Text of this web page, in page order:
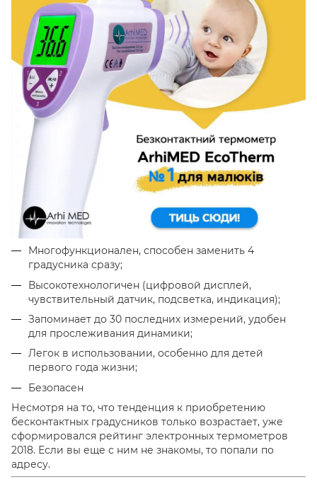
Многофункционален, способен заменить 4
градусника сразу;
Высокотехнологичен (цифровой дисплей,
чувствительный датчик, подсветка, индикация);
Запоминает до 30 последних измерений, удобен
для прослеживания динамики;
Легок в использовании, особенно для детей
первого года жизни;
Безопасен
Несмотря на то, что тенденция к приобретению
бесконтактных градусников только возрастает, уже
сформировался рейтинг электронных термометров
2018. Если вы еще с ним не знакомы, то попали по
адресу.